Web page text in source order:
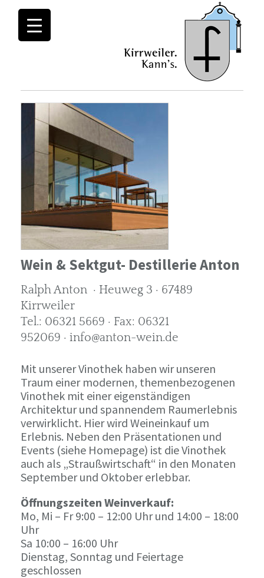
Wein & Sektgut- Destillerie Anton
Ralph Anton · Heuweg 3 · 67489
Kirrweiler
Tel.: 06321 5669 · Fax: 06321
952069 · info@anton-wein.de
Mit unserer Vinothek haben wir unseren
Traum einer modernen, themenbezogenen
Vinothek mit einer eigenständigen
Architektur und spannendem Raumerlebnis
verwirklicht. Hier wird Weineinkauf um
Erlebnis. Neben den Präsentationen und
Events (siehe Homepage) ist die Vinothek
auch als „Straußwirtschaft“ in den Monaten
September und Oktober erlebbar.
Öffnungszeiten Weinverkauf:
Mo, Mi – Fr 9:00 – 12:00 Uhr und 14:00 – 18:00
Uhr
Sa 10:00 – 16:00 Uhr
Dienstag, Sonntag und Feiertage
geschlossen